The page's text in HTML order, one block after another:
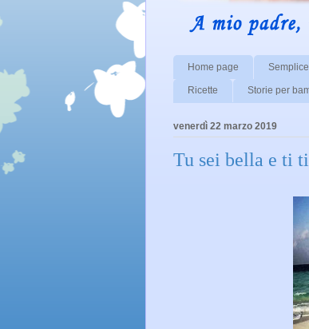
Home page
Ricette Storie per
venerdì 22 marzo 2019
Tu sei bella e ti